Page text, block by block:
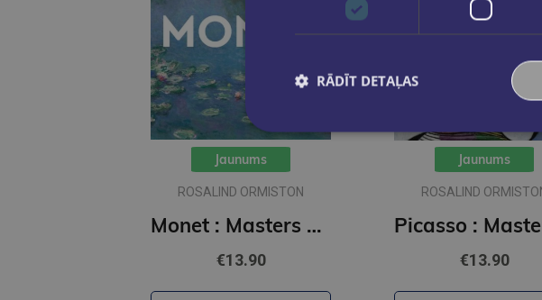
Jaunums
ROSALIND ORMISTON
Monet : Masters of Art
€13.90
Jaunums
ROSALIND
€13.90
RĀDĪT DETAĻAS